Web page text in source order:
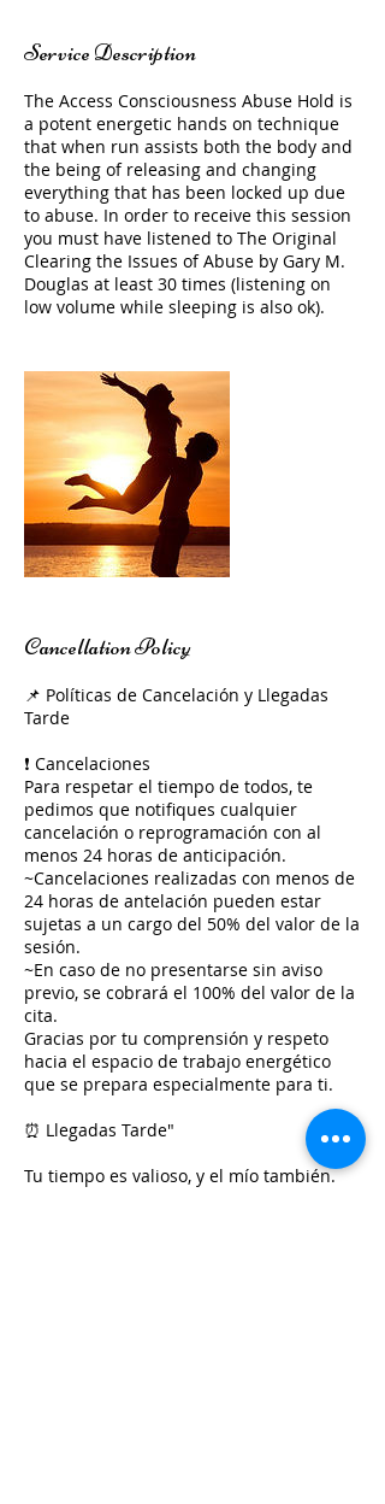
Service Description
The Access Consciousness Abuse Hold is
a potent energetic hands on technique
that when run assists both the body and
the being of releasing and changing
everything that has been locked up due
to abuse. In order to receive this session
you must have listened to The Original
Clearing the Issues of Abuse by Gary M.
Douglas at least 30 times (listening on
low volume while sleeping is also ok).
Cancellation Policy
📌 Políticas de Cancelación y Llegadas
Tarde
❗ Cancelaciones
Para respetar el tiempo de todos, te
pedimos que notifiques cualquier
cancelación o reprogramación con al
menos 24 horas de anticipación.
~Cancelaciones realizadas con menos de
24 horas de antelación pueden estar
sujetas a un cargo del 50% del valor de la
sesión.
~En caso de no presentarse sin aviso
previo, se cobrará el 100% del valor de la
cita.
Gracias por tu comprensión y respeto
hacia el espacio de trabajo energético
que se prepara especialmente para ti.
⏰ Llegadas Tarde"
Tu tiempo es valioso, y el mío también.